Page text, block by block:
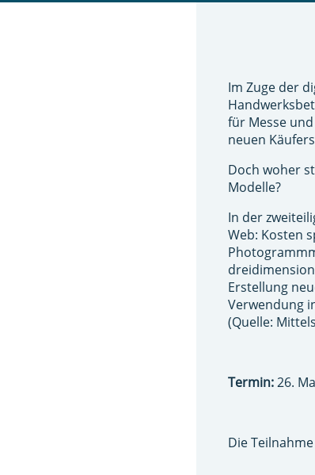
Im Zuge der
für Messe
neuen
Doch woher
Modelle?
In der
Web: Kosten
Erstellung
Verwendung
(Quelle:
Termin:26.
Die